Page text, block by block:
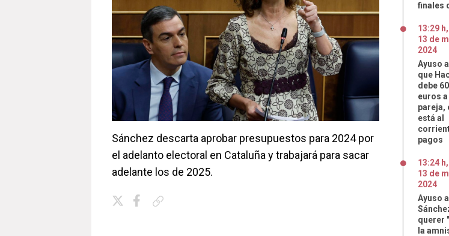
Sánchez descarta aprobar presupuestos para 2024 por
el adelanto electoral en Cataluña y trabajará para sacar
adelante los de 2025.
finales
13:29 h,
13 de
2024
Ayuso
que
debe
euros a
pareja,
está al
pagos
13:24 h,
13 de
2024
Ayuso
querer
la